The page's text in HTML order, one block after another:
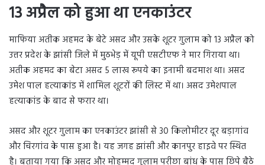
13 अप्रैल को हुआ था एनकाउंटर
माफिया अतीक अहमद के बेटे असद और उसके शूटर गुलाम को 13 अप्रैल को
उत्तर प्रदेश के झांसी जिले में मुठभेड़ में यूपी एसटीएफ ने मार गिराया था।
अतीक अहमद का बेटा असद 5 लाख रूपये का इनामी बदमाश था। असद
उमेश पाल हत्याकांड में शामिल शूटरों की लिस्ट में था। असद उमेशपाल
हत्याकांड के बाद से फरार था।
असद और शूटर गुलाम का एनकाउंटर झांसी से 30 किलोमीटर दूर बड़ागांव
और चिरगांव के पास हुआ है। यह जगह झांसी और कानपुर हाइवे पर स्थित